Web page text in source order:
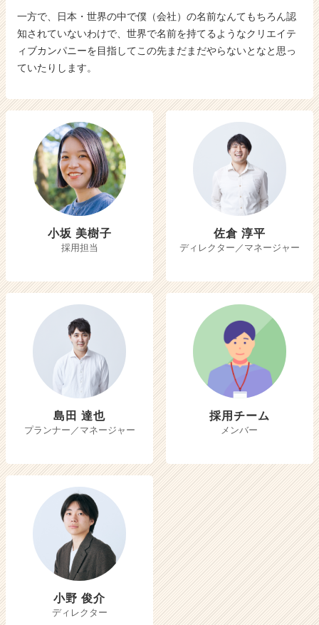
一方で、日本・世界の中で僕（会社）の名前なんてもちろん認
知されていないわけで、世界で名前を持てるようなクリエイテ
ィブカンパニーを目指してこの先まだまだやらないとなと思っ
ていたりします。
小坂 美樹子
採用担当
佐倉 淳平
ディレクター／マネージャー
島田 達也
プランナー／マネージャー
採用チーム
メンバー
小野 俊介
ディレクター